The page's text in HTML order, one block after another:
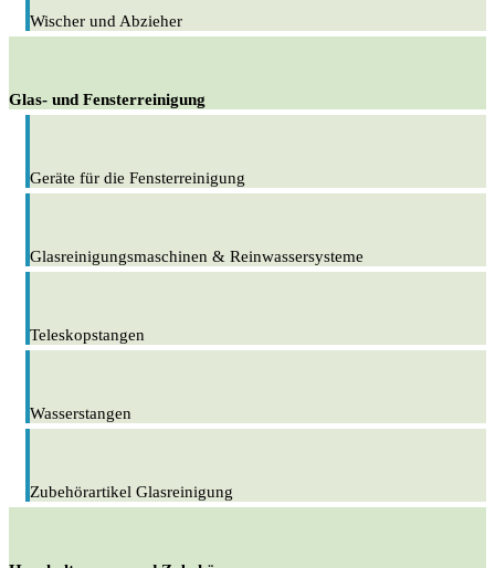
Wischer und Abzieher
Glas- und Fensterreinigung
Geräte für die Fensterreinigung
Glasreinigungsmaschinen & Reinwassersysteme
Teleskopstangen
Wasserstangen
Zubehörartikel Glasreinigung